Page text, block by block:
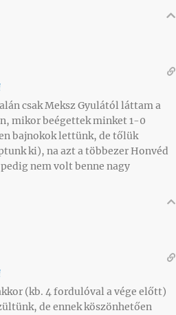
csak Meksz Gyulától láttam a
mikor beégettek minket 1-0
bajnokok lettünk, de tőlük
ki), na azt a többezer Honvéd
nem volt benne nagy
(kb. 4 fordulóval a vége előtt)
de ennek köszönhetően